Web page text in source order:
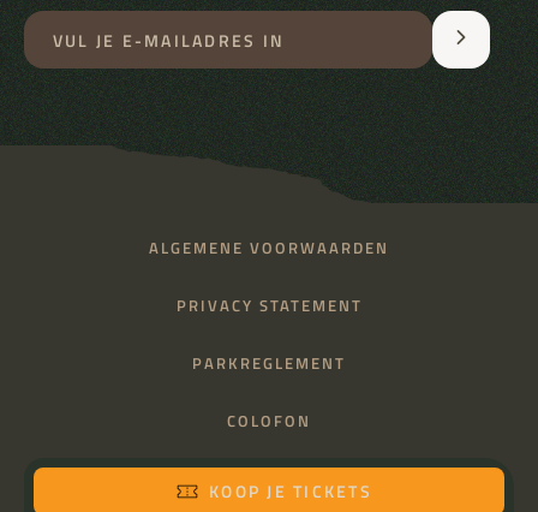
KOOP JE TICKETS
ALGEMENE VOORWAARDEN
PRIVACY STATEMENT
PARKREGLEMENT
COLOFON